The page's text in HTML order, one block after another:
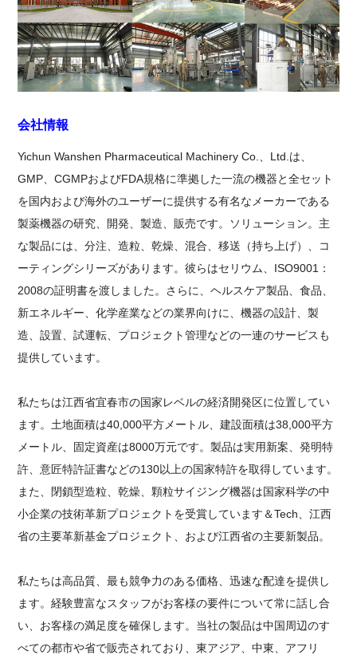
会社情報
Yichun Wanshen Pharmaceutical Machinery Co.、Ltd.は、
GMP、CGMPおよびFDA規格に準拠した一流の機器と全セット
を国内および海外のユーザーに提供する有名なメーカーである
製薬機器の研究、開発、製造、販売です。ソリューション。主
な製品には、分注、造粒、乾燥、混合、移送（持ち上げ）、コ
ーティングシリーズがあります。彼らはセリウム、ISO9001：
2008の証明書を渡しました。さらに、ヘルスケア製品、食品、
新エネルギー、化学産業などの業界向けに、機器の設計、製
造、設置、試運転、プロジェクト管理などの一連のサービスも
提供しています。
私たちは江西省宜春市の国家レベルの経済開発区に位置してい
ます。土地面積は40,000平方メートル、建設面積は38,000平方
メートル、固定資産は8000万元です。製品は実用新案、発明特
許、意匠特許証書などの130以上の国家特許を取得しています。
また、閉鎖型造粒、乾燥、顆粒サイジング機器は国家科学の中
小企業の技術革新プロジェクトを受賞しています＆Tech、江西
省の主要革新基金プロジェクト、および江西省の主要新製品。
私たちは高品質、最も競争力のある価格、迅速な配達を提供し
ます。経験豊富なスタッフがお客様の要件について常に話し合
い、お客様の満足度を確保します。当社の製品は中国周辺のす
べての都市や省で販売されており、東アジア、中東、アフリ